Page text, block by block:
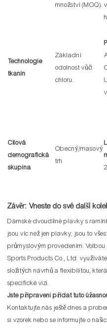
množství (MOQ).
Technologie
tkanin
Základní
odolnost vůči
chloru.
Cílová
demografická
skupina
Obecný/masový
trh.
Závěr: Vneste do své další
Dámské dvoudílné plavky s
jsou víc než jen plavky; jsou to
průmyslovým provedením.
Sports Products Co., Ltd.
složitých návrhů a flexibilitou,
specifické vizi.
Jste připraveni přidat tuto
Kontaktujte nás ještě dnes a
si vzorek nebo se informujte o